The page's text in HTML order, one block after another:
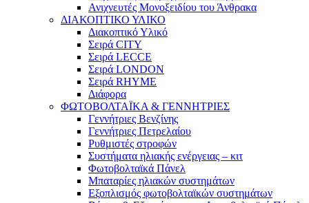
Ανιχνευτές Μονοξειδίου του Άνθρακα
ΔΙΑΚΟΠΤΙΚΟ ΥΛΙΚΟ
Διακοπτικό Υλικό
Σειρά CITY
Σειρά LECCE
Σειρά LONDON
Σειρά RHYME
Διάφορα
ΦΩΤΟΒΟΛΤΑΪΚΑ & ΓΕΝΝΗΤΡΙΕΣ
Γεννήτριες Βενζίνης
Γεννήτριες Πετρελαίου
Ρυθμιστές στροφών
Συστήματα ηλιακής ενέργειας – κιτ
Φωτοβολταϊκά Πάνελ
Μπαταρίες ηλιακών συστημάτων
Εξοπλισμός φωτοβολταϊκών συστημάτων